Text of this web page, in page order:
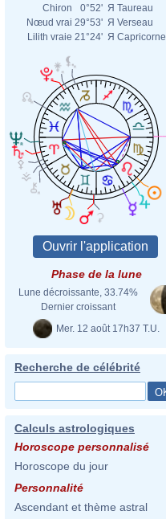
Chiron
0°52' Я Taureau
Nœud vrai 29°53' Я Verseau
Lilith vraie 21°24' Я Capricorne
Phase de la lune
Lune décroissante, 33.74%
Dernier croissant
Mer. 12 août 17h37 T.U.
Recherche de célébrité
Calculs astrologiques
Horoscope personnalisé
Horoscope du jour
Personnalité
Ascendant et thème astral